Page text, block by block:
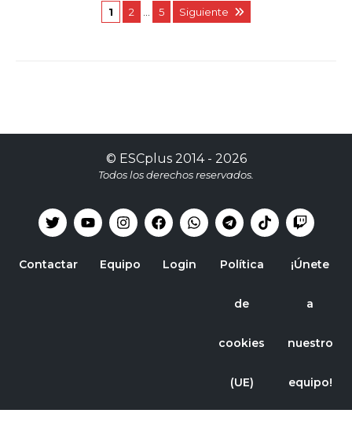
1 2 5 Siguiente
© ESCplus2014 - 2026
Todos los derechos reservados.
Contactar Equipo Login Política
de
cookies
(UE)
¡Únete
a
nuestro
equipo!